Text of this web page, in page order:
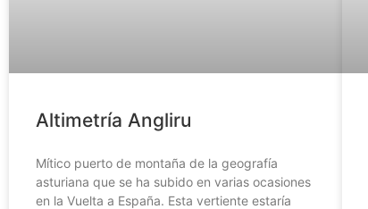
Altimetría Angliru
Mítico puerto de montaña de la geografía
asturiana que se ha subido en varias ocasiones
en la Vuelta a España. Esta vertiente estaría